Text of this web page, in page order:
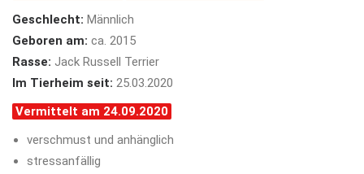
Geschlecht: Männlich
Geboren am: ca. 2015
Rasse: Jack Russell Terrier
Im Tierheim seit: 25.03.2020
Vermittelt am 24.09.2020
verschmust und anhänglich
stressanfällig